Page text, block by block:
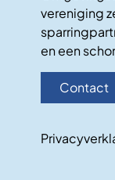
vereniging
en een
Contact